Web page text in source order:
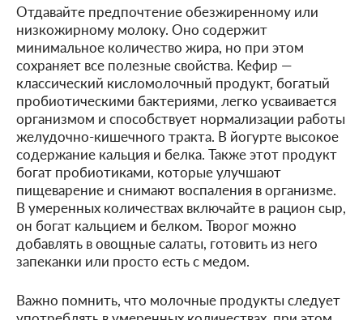
Отдавайте предпочтение обезжиренному или
низкожирному молоку. Оно содержит
минимальное количество жира, но при этом
сохраняет все полезные свойства. Кефир —
классический кисломолочный продукт, богатый
пробиотическими бактериями, легко усваивается
организмом и способствует нормализации работы
желудочно-кишечного тракта. В йогурте высокое
содержание кальция и белка. Также этот продукт
богат пробиотиками, которые улучшают
пищеварение и снимают воспаления в организме.
В умеренных количествах включайте в рацион сыр,
он богат кальцием и белком. Творог можно
добавлять в овощные салаты, готовить из него
запеканки или просто есть с медом.
Важно помнить, что молочные продукты следует